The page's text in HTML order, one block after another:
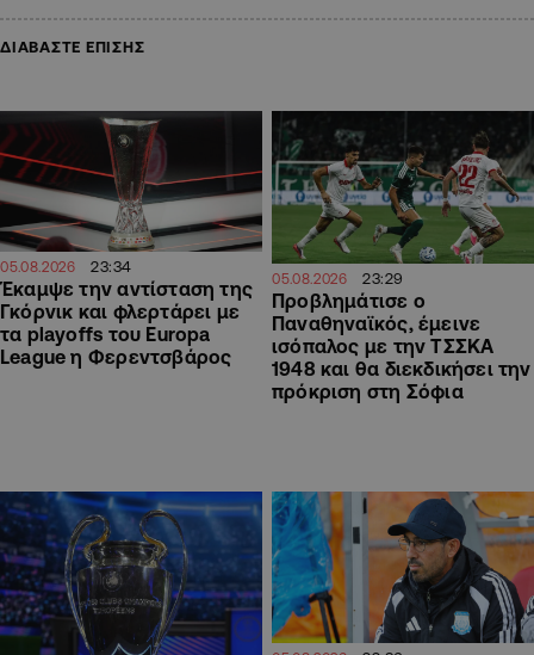
ΔΙΑΒΑΣΤΕ ΕΠΙΣΗΣ
05.08.2026 23:34
Έκαμψε την αντίσταση της
Γκόρνικ και φλερτάρει με
τα playoffs του Europa
League η Φερεντσβάρος
05.08.2026 23:29
Προβλημάτισε ο
Παναθηναϊκός, έμεινε
ισόπαλος με την ΤΣΣΚΑ
1948 και θα διεκδικήσει την
πρόκριση στη Σόφια